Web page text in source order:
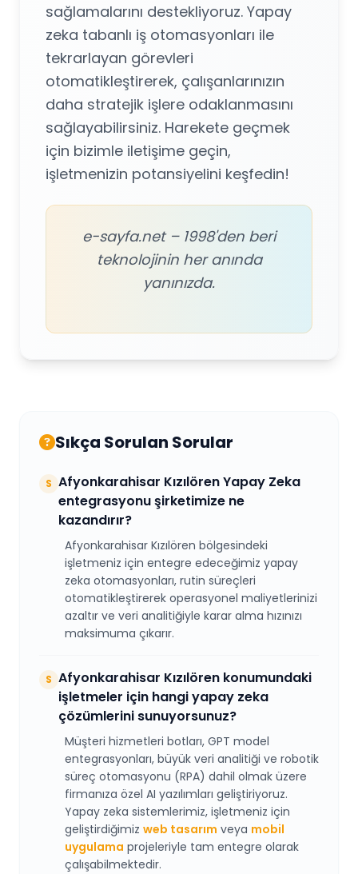
sağlamalarını destekliyoruz. Yapay
zeka tabanlı iş otomasyonları ile
tekrarlayan görevleri
otomatikleştirerek, çalışanlarınızın
daha stratejik işlere odaklanmasını
sağlayabilirsiniz. Harekete geçmek
için bizimle iletişime geçin,
işletmenizin potansiyelini keşfedin!
e-sayfa.net – 1998'den beri
teknolojinin her anında
yanınızda.
Sıkça Sorulan Sorular
S Afyonkarahisar Kızılören Yapay Zeka
entegrasyonu şirketimize ne
kazandırır?
Afyonkarahisar Kızılören bölgesindeki
işletmeniz için entegre edeceğimiz yapay
zeka otomasyonları, rutin süreçleri
otomatikleştirerek operasyonel maliyetlerinizi
azaltır ve veri analitiğiyle karar alma hızınızı
maksimuma çıkarır.
S Afyonkarahisar Kızılören konumundaki
işletmeler için hangi yapay zeka
çözümlerini sunuyorsunuz?
Müşteri hizmetleri botları, GPT model
entegrasyonları, büyük veri analitiği ve robotik
süreç otomasyonu (RPA) dahil olmak üzere
firmanıza özel AI yazılımları geliştiriyoruz.
Yapay zeka sistemlerimiz, işletmeniz için
geliştirdiğimiz web tasarım veya mobil
uygulama projeleriyle tam entegre olarak
çalışabilmektedir.